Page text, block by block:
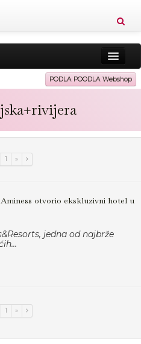
Zdravlje Vitkost
Putovanja
PODLA POODLA Webshop
1 »
otvorio ekskluzivni hotel u
jedna od najbrže
1 »